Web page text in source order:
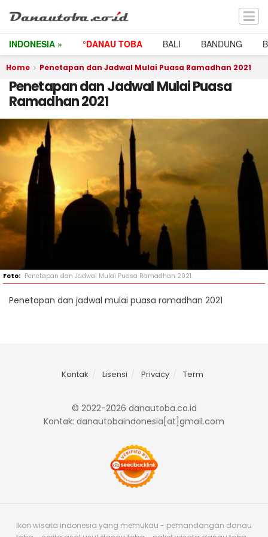
INDONESIA » °DANAU TOBA BALI BANDUNG
Home Penetapan dan Jadwal Mulai Puasa Ramadhan 2021
Penetapan dan Jadwal Mulai Puasa
Ramadhan 2021
Penetapan dan Jadwal Mulai Puasa Ramadhan 2021.
Penetapan dan jadwal mulai puasa ramadhan 2021
Kontak Lisensi Privacy Term
© 2022-2026 danautoba.co.id
Kontak: danautobaindonesia[at]gmail.com
Ikon wisata indonesia yang memukau - pemandangan danau